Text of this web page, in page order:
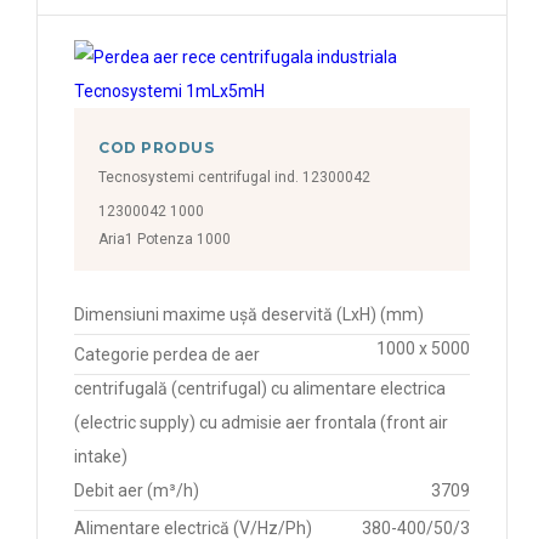
COD PRODUS
Tecnosystemi centrifugal ind. 12300042
12300042 1000
Aria1 Potenza 1000
Dimensiuni maxime ușă deservită (LxH) (mm)
1000 x 5000
Categorie perdea de aer
centrifugală (centrifugal) cu alimentare electrica
(electric supply) cu admisie aer frontala (front air
intake)
Debit aer (m³/h)
3709
Alimentare electrică (V/Hz/Ph)
380-400/50/3